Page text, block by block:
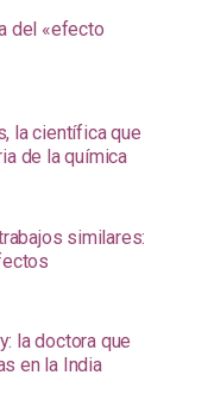
del «efecto
la científica que
de la química
similares:
la doctora que
en la India